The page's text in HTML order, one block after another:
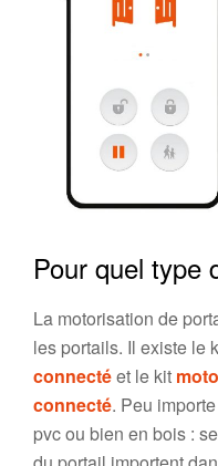
Pour quel type
La motorisation de
les portails. Il existe le
connectéet le kit
connecté. Peu
pvc ou bien en bois :